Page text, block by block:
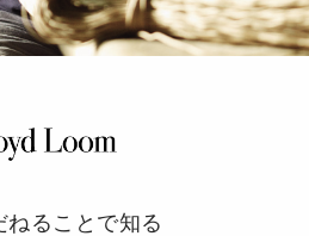
ねることで知る